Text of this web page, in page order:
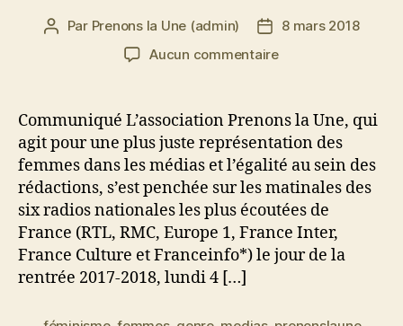
Auteur
Par Prenons la Une (admin)
Date
de
8 mars 2018
Aucun commentairesur
radio
en
France,
les
matinales
restent
des
Communiqué L’association Prenons la Une, qui
agit pour une plus juste représentation des
femmes dans les médias et l’égalité au sein des
rédactions, s’est penchée sur les matinales des
six radios nationales les plus écoutées de
France (RTL, RMC, Europe 1, France Inter,
France Culture et Franceinfo*) le jour de la
rentrée 2017-2018, lundi 4 […]